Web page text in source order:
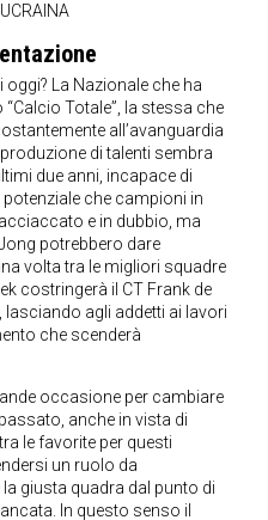
oggi? La Nazionale che ha
Totale”, la stessa che
all’avanguardia
di talenti sembra
due anni, incapace di
che campioni in
e in dubbio, ma
potrebbero dare
volta tra le migliori squadre
costringerà il CT Frank de
agli addetti ai lavori
che scenderà
occasione per cambiare
anche in vista di
le favorite per questi
un ruolo da
giusta quadra dal punto di
In questo senso il